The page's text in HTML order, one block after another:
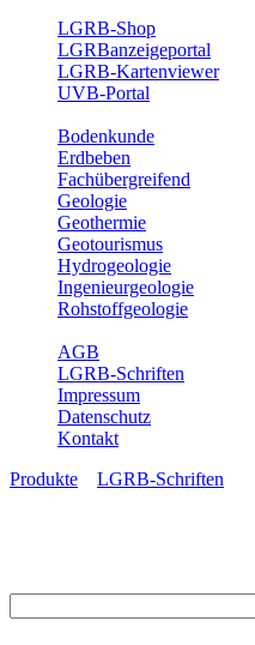
LGRB-Shop
LGRBanzeigeportal
LGRB-Kartenviewer
UVB-Portal
Bodenkunde
Erdbeben
Fachübergreifend
Geologie
Geothermie
Geotourismus
Hydrogeologie
Ingenieurgeologie
Rohstoffgeologie
AGB
LGRB-Schriften
Impressum
Datenschutz
Kontakt
Produkte
LGRB-Schriften